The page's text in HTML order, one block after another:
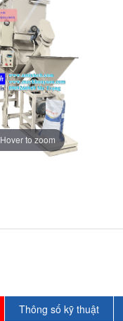
Hover to zoom
Thông số kỹ thuật